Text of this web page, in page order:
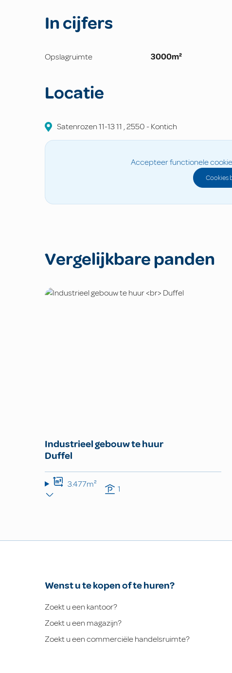
In cijfers
Opslagruimte 3000m²
Locatie
Satenrozen 11-1311 ,2550-Kontich
Accepteer functionele
Cookies
Vergelijkbare panden
Industrieel gebouw te huur
Duffel
3.477m² 1
Wenst u te kopen of te huren?
Zoekt u een kantoor?
Zoekt u een magazijn?
Zoekt u een commerciële handelsruimte?